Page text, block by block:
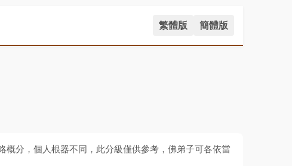
繁體版 簡體版
分，個人根器不同，此分級僅供參考，佛弟子可各依當